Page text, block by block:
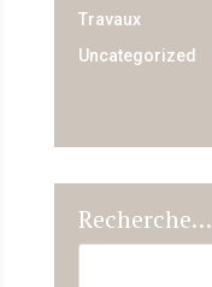
Travaux
Uncategorized
Recherche…